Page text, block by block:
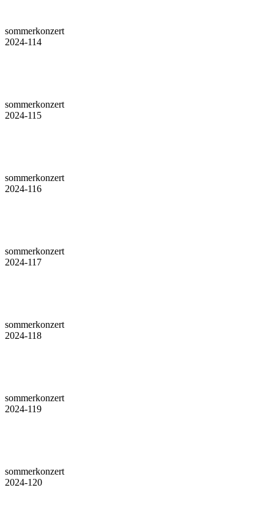
sommerkonzert
2024-114
sommerkonzert
2024-115
sommerkonzert
2024-116
sommerkonzert
2024-117
sommerkonzert
2024-118
sommerkonzert
2024-119
sommerkonzert
2024-120